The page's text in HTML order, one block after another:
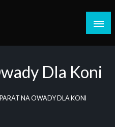
Dla Koni
NA OWADY DLA KONI